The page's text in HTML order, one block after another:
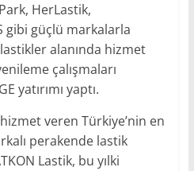
HerLastik,
gibi güçlü markalarla
alanında hizmet
çalışmaları
yatırımı yaptı.
veren Türkiye’nin en
perakende lastik
Lastik, bu yılki